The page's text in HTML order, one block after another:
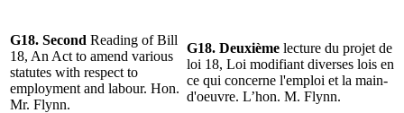
G18. Second Reading of Bill
18, An Act to amend various
statutes with respect to
employment and labour. Hon.
Mr. Flynn.
G18. Deuxième lecture du projet de
loi 18, Loi modifiant diverses lois en
ce qui concerne l'emploi et la main-
d'oeuvre. L’hon. M. Flynn.